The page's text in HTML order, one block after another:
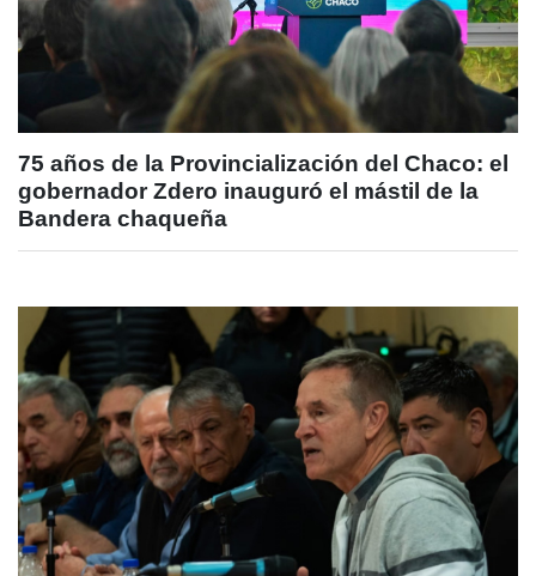
75 años de la Provincialización del Chaco: el
gobernador Zdero inauguró el mástil de la
Bandera chaqueña